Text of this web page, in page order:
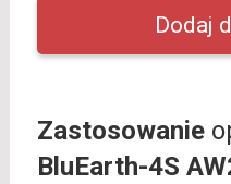
Zastosowanie
BluEarth-4S